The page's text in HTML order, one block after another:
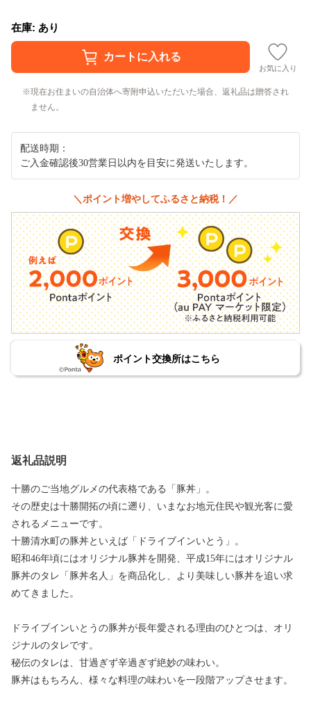
在庫: あり
お気に入り
現在お住まいの自治体へ寄附申込いただいた場合、返礼品は贈答され
ません。
配送時期：
ご入金確認後30営業日以内を目安に発送いたします。
＼ポイント増やしてふるさと納税！／
ポイント交換所はこちら
返礼品説明
十勝のご当地グルメの代表格である「豚丼」。
その歴史は十勝開拓の頃に遡り、いまなお地元住民や観光客に愛
されるメニューです。
十勝清水町の豚丼といえば「ドライブインいとう」。
昭和46年頃にはオリジナル豚丼を開発、平成15年にはオリジナル
豚丼のタレ「豚丼名人」を商品化し、より美味しい豚丼を追い求
めてきました。
ドライブインいとうの豚丼が長年愛される理由のひとつは、オリ
ジナルのタレです。
秘伝のタレは、甘過ぎず辛過ぎず絶妙の味わい。
豚丼はもちろん、様々な料理の味わいを一段階アップさせます。